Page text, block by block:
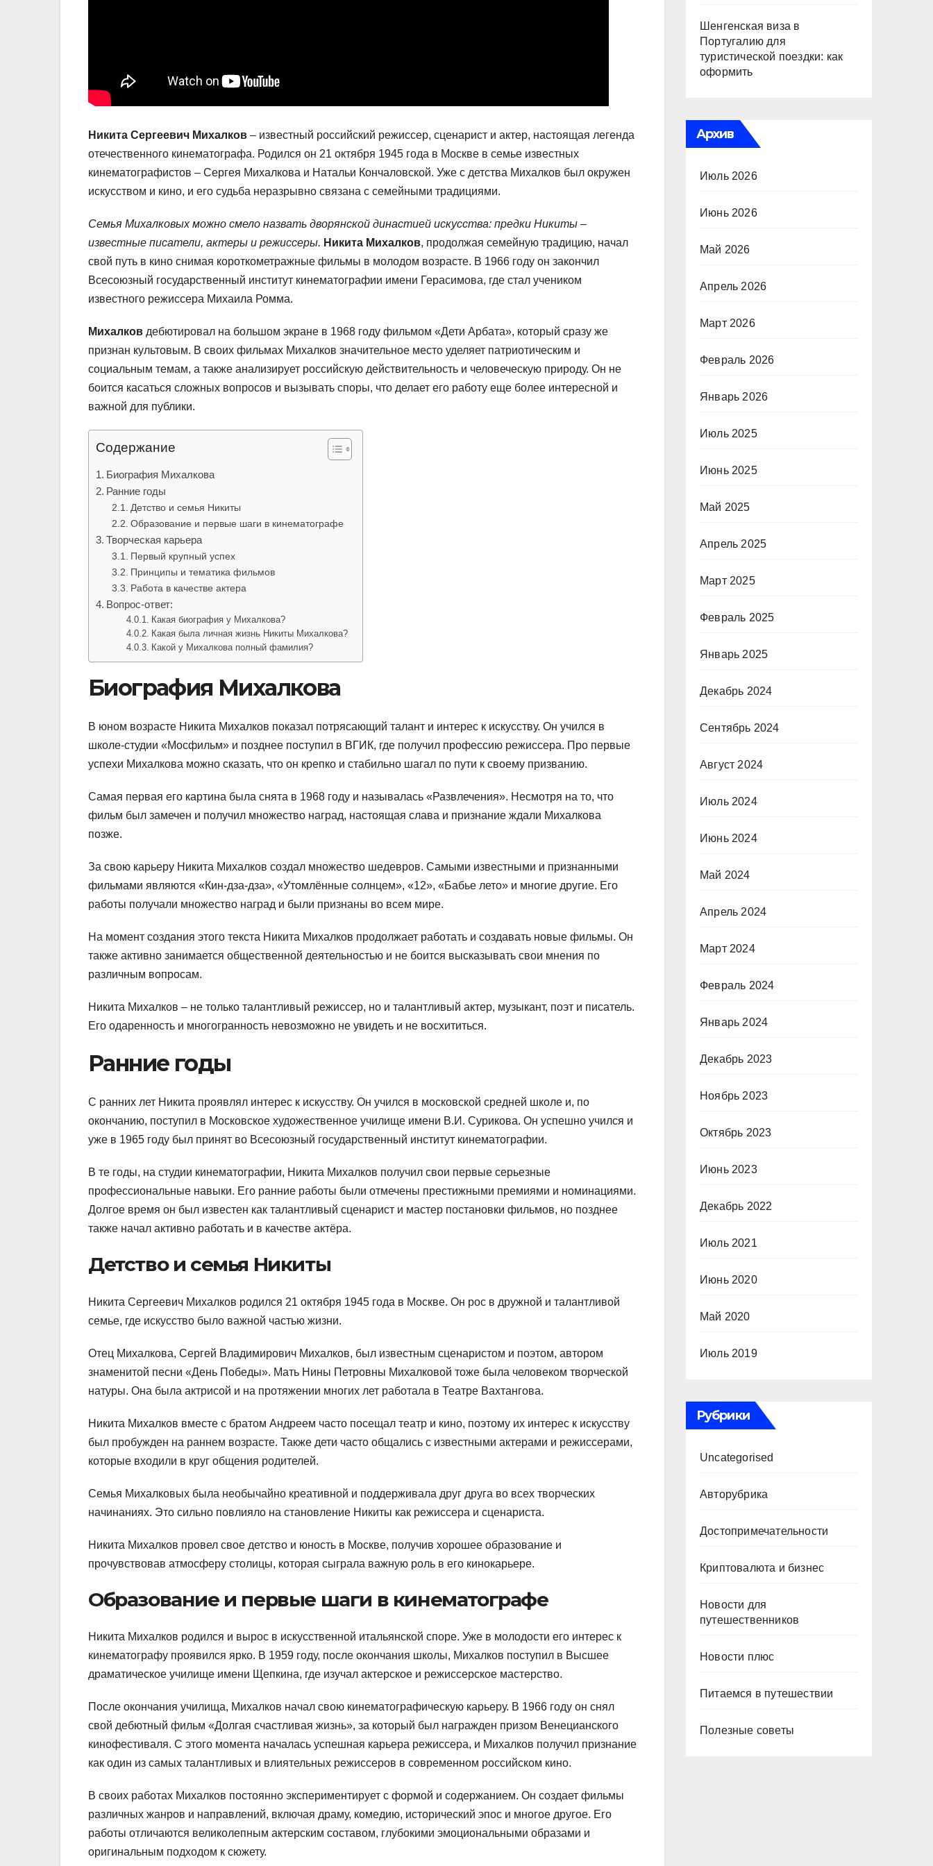
Никита Сергеевич Михалков – известный российский режиссер, сценарист и актер, настоящая легенда
отечественного кинематографа. Родился он 21 октября 1945 года в Москве в семье известных
кинематографистов – Сергея Михалкова и Натальи Кончаловской. Уже с детства Михалков был окружен
искусством и кино, и его судьба неразрывно связана с семейными традициями.
Семья Михалковых можно смело назвать дворянской династией искусства: предки Никиты –
известные писатели, актеры и режиссеры. Никита Михалков, продолжая семейную традицию, начал
свой путь в кино снимая короткометражные фильмы в молодом возрасте. В 1966 году он закончил
Всесоюзный государственный институт кинематографии имени Герасимова, где стал учеником
известного режиссера Михаила Ромма.
Михалков дебютировал на большом экране в 1968 году фильмом «Дети Арбата», который сразу же
признан культовым. В своих фильмах Михалков значительное место уделяет патриотическим и
социальным темам, а также анализирует российскую действительность и человеческую природу. Он не
боится касаться сложных вопросов и вызывать споры, что делает его работу еще более интересной и
важной для публики.
Содержание
Биография Михалкова
Ранние годы
Детство и семья Никиты
Образование и первые шаги в кинематографе
Творческая карьера
Первый крупный успех
Принципы и тематика фильмов
Работа в качестве актера
Вопрос-ответ:
Какая биография у Михалкова?
Какая была личная жизнь Никиты Михалкова?
Какой у Михалкова полный фамилия?
Биография Михалкова
В юном возрасте Никита Михалков показал потрясающий талант и интерес к искусству. Он учился в
школе-студии «Мосфильм» и позднее поступил в ВГИК, где получил профессию режиссера. Про первые
успехи Михалкова можно сказать, что он крепко и стабильно шагал по пути к своему призванию.
Самая первая его картина была снята в 1968 году и называлась «Развлечения». Несмотря на то, что
фильм был замечен и получил множество наград, настоящая слава и признание ждали Михалкова
позже.
За свою карьеру Никита Михалков создал множество шедевров. Самыми известными и признанными
фильмами являются «Кин-дза-дза», «Утомлённые солнцем», «12», «Бабье лето» и многие другие. Его
работы получали множество наград и были признаны во всем мире.
На момент создания этого текста Никита Михалков продолжает работать и создавать новые фильмы. Он
также активно занимается общественной деятельностью и не боится высказывать свои мнения по
различным вопросам.
Никита Михалков – не только талантливый режиссер, но и талантливый актер, музыкант, поэт и писатель.
Его одаренность и многогранность невозможно не увидеть и не восхититься.
Ранние годы
С ранних лет Никита проявлял интерес к искусству. Он учился в московской средней школе и, по
окончанию, поступил в Московское художественное училище имени В.И. Сурикова. Он успешно учился и
уже в 1965 году был принят во Всесоюзный государственный институт кинематографии.
В те годы, на студии кинематографии, Никита Михалков получил свои первые серьезные
профессиональные навыки. Его ранние работы были отмечены престижными премиями и номинациями.
Долгое время он был известен как талантливый сценарист и мастер постановки фильмов, но позднее
также начал активно работать и в качестве актёра.
Детство и семья Никиты
Никита Сергеевич Михалков родился 21 октября 1945 года в Москве. Он рос в дружной и талантливой
семье, где искусство было важной частью жизни.
Отец Михалкова, Сергей Владимирович Михалков, был известным сценаристом и поэтом, автором
знаменитой песни «День Победы». Мать Нины Петровны Михалковой тоже была человеком творческой
натуры. Она была актрисой и на протяжении многих лет работала в Театре Вахтангова.
Никита Михалков вместе с братом Андреем часто посещал театр и кино, поэтому их интерес к искусству
был пробужден на раннем возрасте. Также дети часто общались с известными актерами и режиссерами,
которые входили в круг общения родителей.
Семья Михалковых была необычайно креативной и поддерживала друг друга во всех творческих
начинаниях. Это сильно повлияло на становление Никиты как режиссера и сценариста.
Никита Михалков провел свое детство и юность в Москве, получив хорошее образование и
прочувствовав атмосферу столицы, которая сыграла важную роль в его кинокарьере.
Образование и первые шаги в кинематографе
Никита Михалков родился и вырос в искусственной итальянской споре. Уже в молодости его интерес к
кинематографу проявился ярко. В 1959 году, после окончания школы, Михалков поступил в Высшее
драматическое училище имени Щепкина, где изучал актерское и режиссерское мастерство.
После окончания училища, Михалков начал свою кинематографическую карьеру. В 1966 году он снял
свой дебютный фильм «Долгая счастливая жизнь», за который был награжден призом Венецианского
кинофестиваля. С этого момента началась успешная карьера режиссера, и Михалков получил признание
как один из самых талантливых и влиятельных режиссеров в современном российском кино.
В своих работах Михалков постоянно экспериментирует с формой и содержанием. Он создает фильмы
различных жанров и направлений, включая драму, комедию, исторический эпос и многое другое. Его
работы отличаются великолепным актерским составом, глубокими эмоциональными образами и
оригинальным подходом к сюжету.
Шенгенская виза в
Португалию для
туристической поездки: как
оформить
Архив
Июль 2026
Июнь 2026
Май 2026
Апрель 2026
Март 2026
Февраль 2026
Январь 2026
Июль 2025
Июнь 2025
Май 2025
Апрель 2025
Март 2025
Февраль 2025
Январь 2025
Декабрь 2024
Сентябрь 2024
Август 2024
Июль 2024
Июнь 2024
Май 2024
Апрель 2024
Март 2024
Февраль 2024
Январь 2024
Декабрь 2023
Ноябрь 2023
Октябрь 2023
Июнь 2023
Декабрь 2022
Июль 2021
Июнь 2020
Май 2020
Июль 2019
Рубрики
Uncategorised
Авторубрика
Достопримечательности
Криптовалюта и бизнес
Новости для
путешественников
Новости плюс
Питаемся в путешествии
Полезные советы